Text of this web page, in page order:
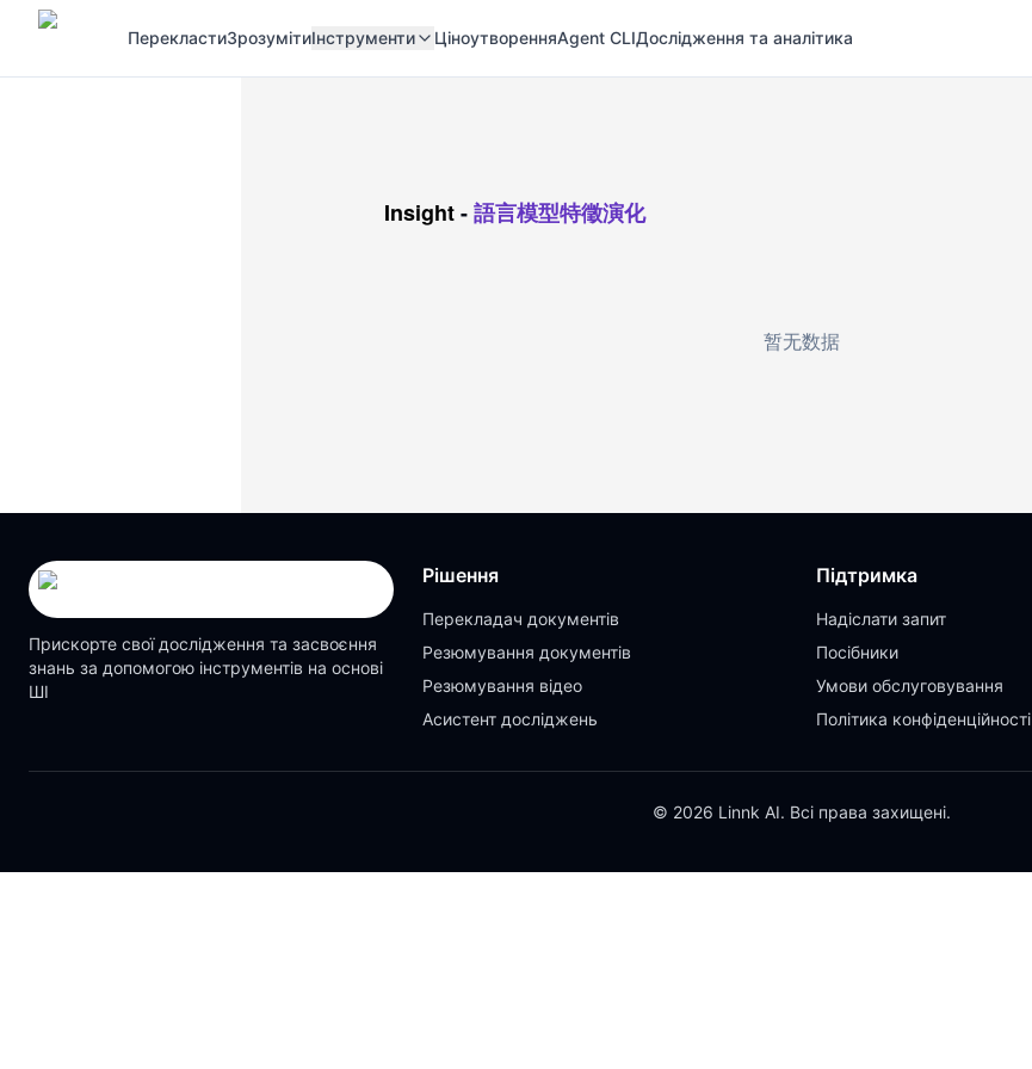
ПерекластиЗрозумітиІнструменти ЦіноутворенняAgent CLIДослідження та аналітика
Insight-語言模型特徵演化
暂无数据
Прискорте свої дослідження та засвоєння
знань за допомогою інструментів на основі
ШІ
Рішення
Перекладач документів
Резюмування документів
Резюмування відео
Асистент досліджень
Підтримка
Надіслати запит
Посібники
Умови обслуговування
Політика конфіденційності
© 2026 Linnk AI. Всі права захищені.